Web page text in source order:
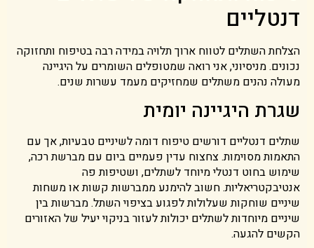
דנטליים
הצלחת השתלים לטווח ארוך תלויה במידה רבה בטיפוח ותחזוקה
נכונים. מניסיוני, אני רואה שמטופלים השומרים על היגיינה
מעולה נהנים משתלים שמחזיקים מעמד עשרות שנים.
שגרת היגיינה יומית
שתלים דנטליים דורשים טיפוח דומה לשיניים טבעיות, אך עם
התאמות מסוימות. צחצוח עדין פעמיים ביום עם מברשת רכה,
שימוש בחוט דנטלי מיוחד לשתלים, ושטיפות פה
אנטיבקטריאליות. חשוב להימנע ממברשות קשות או משחות
שיניים שוחקות שעלולות לפגוע בציפוי השתל. מברשות בין
שיניים מיוחדות לשתלים יכולות לעזור בניקוי יעיל של האזורים
הקשים להגעה.